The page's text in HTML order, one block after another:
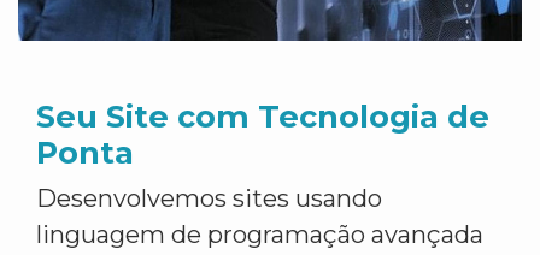
Seu Site com Tecnologia de
Ponta
Desenvolvemos sites usando
linguagem de programação avançada